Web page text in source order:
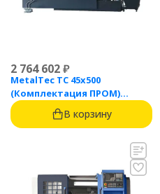
2 764 602₽
MetalTec ТС 45x500
(Комплектация ПРОМ)
токарный станок с ЧПУ с
наклонной станиной
В корзину